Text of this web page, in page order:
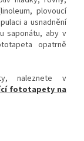
plovoucí
a usnadnění
saponátu, aby v
opatrně
naleznete v
fototapety na